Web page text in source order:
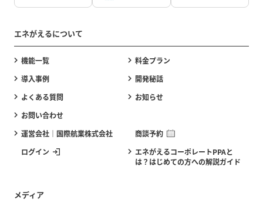
エネがえるについて
機能一覧
料金プラン
導入事例
開発秘話
よくある質問
お知らせ
お問い合わせ
運営会社｜国際航業株式会社
商談予約
ログイン
エネがえるコーポレートPPAと
は？はじめての方への解説ガイド
メディア